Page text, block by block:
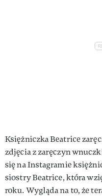
Księżniczka Beatrice
zdjęcia z zaręczyn
się na Instagramie
siostry Beatrice, która
roku. Wygląda na to, że